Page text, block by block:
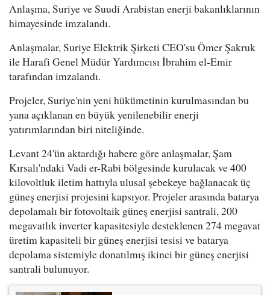
Anlaşma, Suriye ve Suudi Arabistan enerji bakanlıklarının
himayesinde imzalandı.
Anlaşmalar, Suriye Elektrik Şirketi CEO'su Ömer Şakruk
ile Harafi Genel Müdür Yardımcısı İbrahim el-Emir
tarafından imzalandı.
Projeler, Suriye'nin yeni hükümetinin kurulmasından bu
yana açıklanan en büyük yenilenebilir enerji
yatırımlarından biri niteliğinde.
Levant 24'ün aktardığı habere göre anlaşmalar, Şam
Kırsalı'ndaki Vadi er-Rabi bölgesinde kurulacak ve 400
kilovoltluk iletim hattıyla ulusal şebekeye bağlanacak üç
güneş enerjisi projesini kapsıyor. Projeler arasında batarya
depolamalı bir fotovoltaik güneş enerjisi santrali, 200
megavatlık inverter kapasitesiyle desteklenen 274 megavat
üretim kapasiteli bir güneş enerjisi tesisi ve batarya
depolama sistemiyle donatılmış ikinci bir güneş enerjisi
santrali bulunuyor.